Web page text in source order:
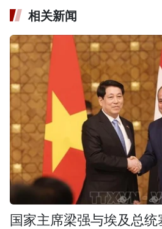
相关新闻
国家主席梁强与埃及总